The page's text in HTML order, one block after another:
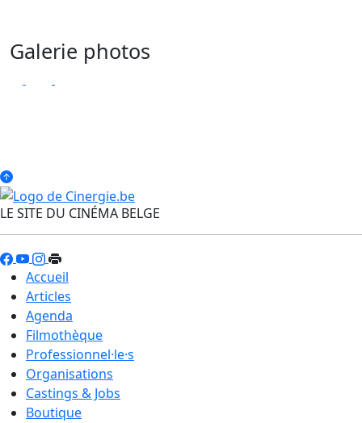
Galerie photos
LE SITE DU CINÉMA BELGE
Accueil
Articles
Agenda
Filmothèque
Professionnel·le·s
Organisations
Castings & Jobs
Boutique